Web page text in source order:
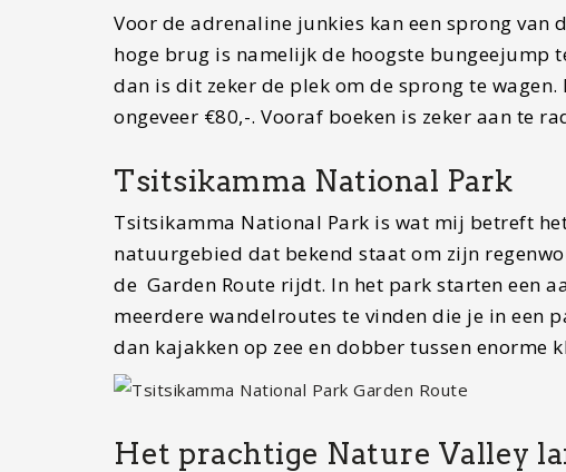
Voor de adrenaline junkies kan een sprong van
hoge brug is namelijk de hoogste bungeejump
dan is dit zeker de plek om de sprong te
ongeveer €80,-. Vooraf boeken is zeker aan te
Tsitsikamma National Park
Tsitsikamma National Park is wat mij betreft
natuurgebied dat bekend staat om zijn
de Garden Route rijdt. In het park starten een
meerdere wandelroutes te vinden die je in een
dan kajakken op zee en dobber tussen
Het prachtige Nature Valley